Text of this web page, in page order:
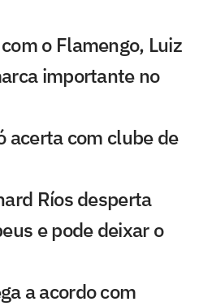
o Flamengo, Luiz
importante no
acerta com clube de
Ríos desperta
e pode deixar o
a acordo com